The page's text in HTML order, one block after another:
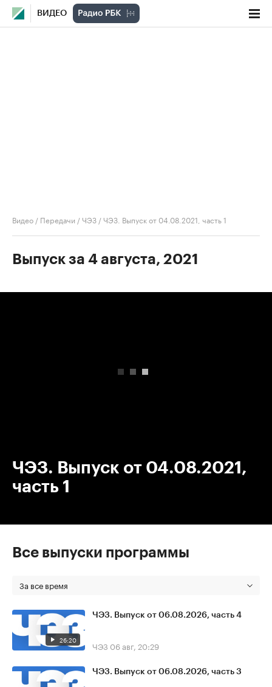
ВИДЕО
Видео / Передачи /ЧЭЗ /ЧЭЗ. Выпуск от 04.08.2021, часть 1
Выпуск за 4 августа, 2021
ЧЭЗ. Выпуск от 04.08.2021,
часть 1
Все выпуски программы
За все время
26:20
ЧЭЗ. Выпуск от 06.08.2026, часть 4
ЧЭЗ 06 авг, 20:29
ЧЭЗ. Выпуск от 06.08.2026, часть 3